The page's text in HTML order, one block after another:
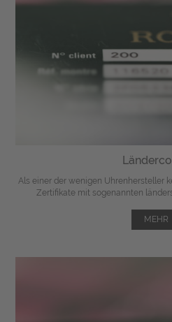
Als einer der wenigen Uhrenhersteller
Zertifikate mit sogenannten
MEHR